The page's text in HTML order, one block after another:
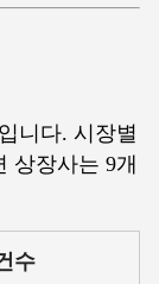
입니다. 시장별
상장사는 9개
수